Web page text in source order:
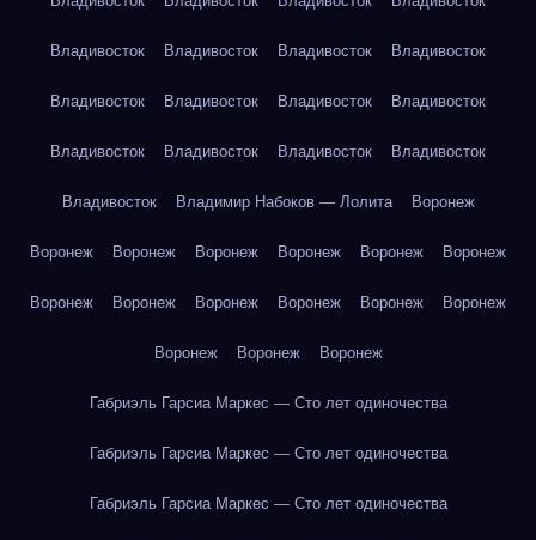
Владивосток Владивосток Владивосток Владивосток
Владивосток Владивосток Владивосток Владивосток
Владивосток Владивосток Владивосток Владивосток
Владивосток Владимир Набоков — Лолита Воронеж
Воронеж Воронеж Воронеж Воронеж Воронеж Воронеж
Воронеж Воронеж Воронеж Воронеж Воронеж Воронеж
Воронеж Воронеж Воронеж
Габриэль Гарсиа Маркес — Сто лет одиночества
Габриэль Гарсиа Маркес — Сто лет одиночества
Габриэль Гарсиа Маркес — Сто лет одиночества